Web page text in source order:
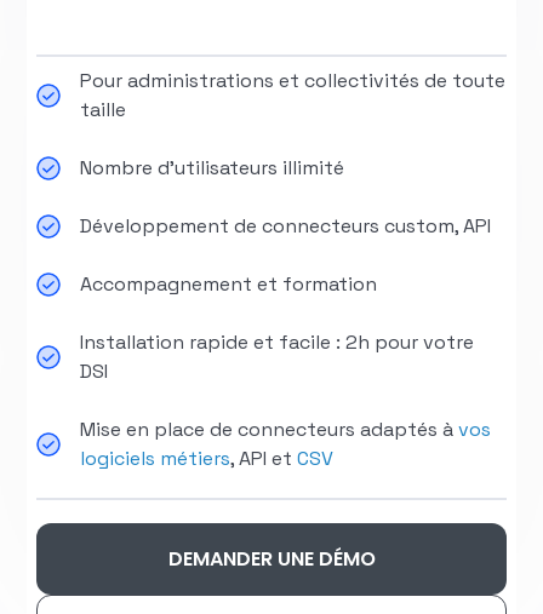
Pour administrations et collectivités de toute
taille
Nombre d'utilisateurs illimité
Développement de connecteurs custom, API
Accompagnement et formation
Installation rapide et facile : 2h pour votre
DSI
Mise en place de connecteurs adaptés àvos
logiciels métiers, API etCSV
DEMANDER UNE DÉMO